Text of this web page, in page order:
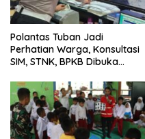
Polantas Tuban Jadi
Perhatian Warga, Konsultasi
SIM, STNK, BPKB Dibuka